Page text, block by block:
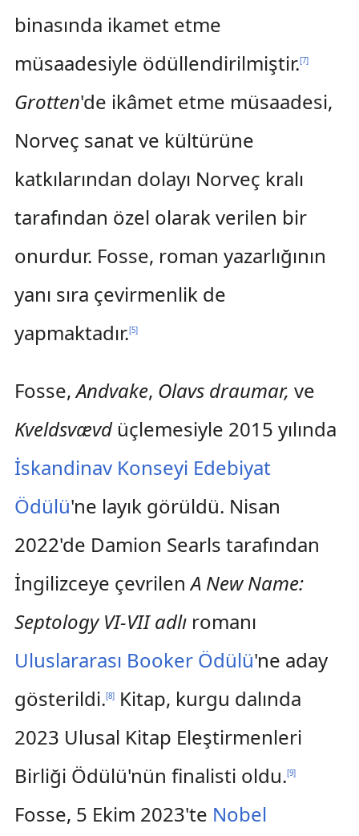
binasında ikamet etme
müsaadesiyle ödüllendirilmiştir.[7]
Grotten'de ikâmet etme müsaadesi,
Norveç sanat ve kültürüne
katkılarından dolayı Norveç kralı
tarafından özel olarak verilen bir
onurdur. Fosse, roman yazarlığının
yanı sıra çevirmenlik de
yapmaktadır.[5]
Fosse,Andvake, Olavs draumar, ve
Kveldsvævdüçlemesiyle 2015 yılında
İskandinav Konseyi Edebiyat
Ödülü'ne layık görüldü. Nisan
2022'de Damion Searls tarafından
İngilizceye çevrilenA New Name:
Septology VI-VII adlıromanı
Uluslararası Booker Ödülü'ne aday
gösterildi.[8]Kitap, kurgu dalında
2023 Ulusal Kitap Eleştirmenleri
Birliği Ödülü'nün finalisti oldu.[9]
Fosse, 5 Ekim 2023'te Nobel